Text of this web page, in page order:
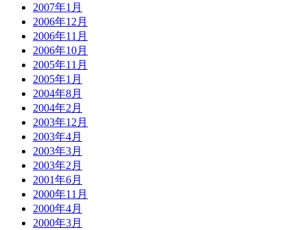
2007年1月
2006年12月
2006年11月
2006年10月
2005年11月
2005年1月
2004年8月
2004年2月
2003年12月
2003年4月
2003年3月
2003年2月
2001年6月
2000年11月
2000年4月
2000年3月